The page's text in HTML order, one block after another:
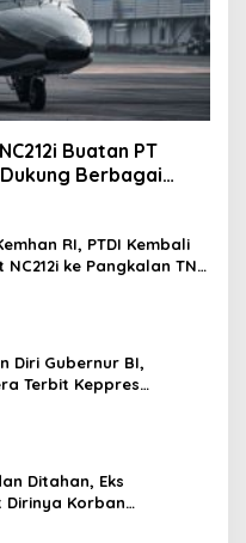
Buatan PT
Berbagai
RI, PTDI Kembali
NC212i ke Pangkalan TNI
Diri Gubernur BI,
Terbit Keppres
Hormat
Ditahan, Eks
Dirinya Korban